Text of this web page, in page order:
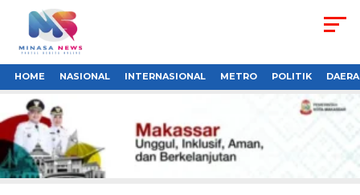
HOME NASIONAL INTERNASIONAL METRO POLITIK